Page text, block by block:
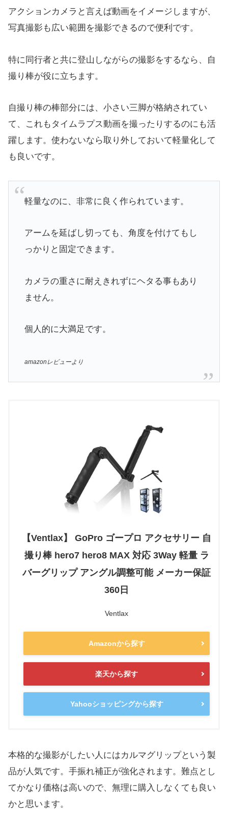
アクションカメラと言えば動画をイメージしますが、
写真撮影も広い範囲を撮影できるので便利です。
特に同行者と共に登山しながらの撮影をするなら、自
撮り棒が役に立ちます。
自撮り棒の棒部分には、小さい三脚が格納されてい
て、これもタイムラプス動画を撮ったりするのにも活
躍します。使わないなら取り外しておいて軽量化して
も良いです。
軽量なのに、非常に良く作られています。
アームを延ばし切っても、角度を付けてもし
っかりと固定できます。
カメラの重さに耐えきれずにヘタる事もあり
ません。
個人的に大満足です。
amazonレビューより
【Ventlax】 GoPro ゴープロ アクセサリー 自
撮り棒 hero7 hero8 MAX 対応 3Way 軽量 ラ
バーグリップ アングル調整可能 メーカー保証
360日
Ventlax
Amazonから探す
楽天から探す
Yahooショッピングから探す
本格的な撮影がしたい人にはカルマグリップという製
品が人気です。手振れ補正が強化されます。難点とし
てかなり価格は高いので、無理に購入しなくても良い
かと思います。